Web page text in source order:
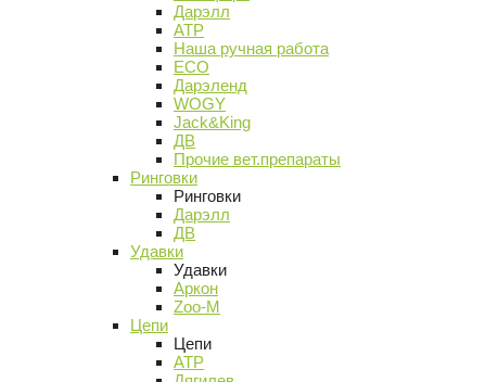
Дарэлл
АТР
Наша ручная работа
ECO
Дарэленд
WOGY
Jack&King
ДВ
Прочие вет.препараты
Ринговки
Ринговки
Дарэлл
ДВ
Удавки
Удавки
Аркон
Zoo-M
Цепи
Цепи
АТР